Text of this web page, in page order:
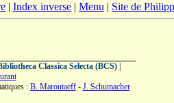
| Index inverse | Menu | Site de
Classica Selecta (BCS)|
: B. Maroutaeff- J. Schumacher